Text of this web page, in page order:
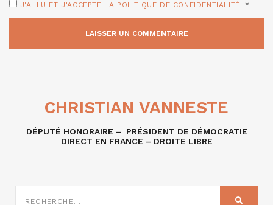
J'AI LU ET J'ACCEPTE LA POLITIQUE DE CONFIDENTIALITÉ. *
CHRISTIAN VANNESTE
DÉPUTÉ HONORAIRE – PRÉSIDENT DE DÉMOCRATIE
DIRECT EN FRANCE – DROITE LIBRE
SUR